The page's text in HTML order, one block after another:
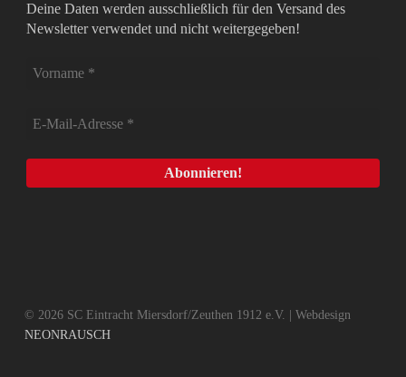
Deine Daten werden ausschließlich für den Versand des
Newsletter verwendet und nicht weitergegeben!
© 2026 SC Eintracht Miersdorf/Zeuthen 1912 e.V. | Webdesign
NEONRAUSCH